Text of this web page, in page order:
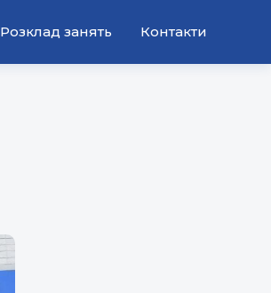
Розклад занять Контакти